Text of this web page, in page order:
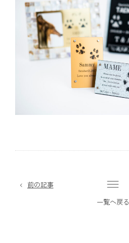
前の記事
一覧へ戻る